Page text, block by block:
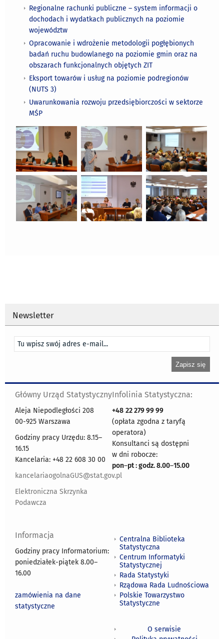
Regionalne rachunki publiczne – system informacji o
dochodach i wydatkach publicznych na poziomie
województw
Opracowanie i wdrożenie metodologii pogłębionych
badań ruchu budowlanego na poziomie gmin oraz na
obszarach funkcjonalnych objętych ZIT
Eksport towarów i usług na poziomie podregionów
(NUTS 3)
Uwarunkowania rozwoju przedsiębiorczości w sektorze
MŚP
Newsletter
Główny Urząd Statystyczny
Aleja Niepodległości 208
00-925 Warszawa
Godziny pracy Urzędu: 8.15–
16.15
Kancelaria: +48 22 608 30 00
kancelariaogolnaGUS@stat.gov.pl
Elektroniczna Skrzynka
Podawcza
Infolinia Statystyczna:
+48 22 279 99 99
(opłata zgodna z taryfą
operatora)
Konsultanci są dostępni
w dni robocze:
pon–pt : godz. 8.00–15.00
Informacja
Godziny pracy Informatorium:
poniedziałek-piątek 8.00–
16.00
zamówienia na dane
statystyczne
Centralna Biblioteka
Statystyczna
Centrum Informatyki
Statystycznej
Rada Statystyki
Rządowa Rada Ludnościowa
Polskie Towarzystwo
Statystyczne
O serwisie